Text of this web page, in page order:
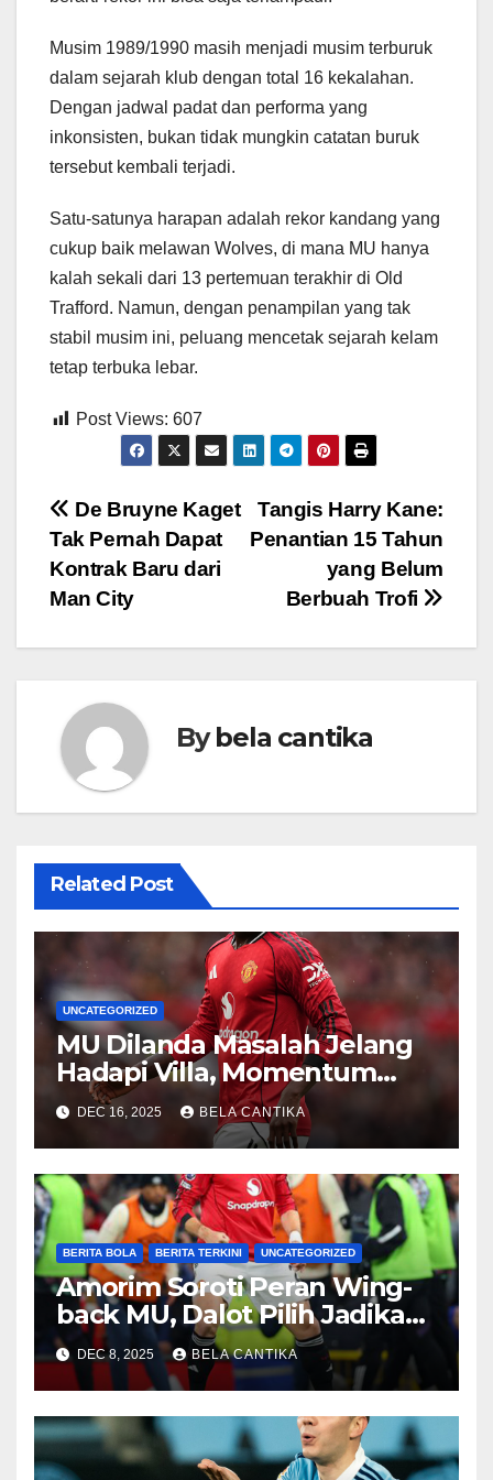
Musim 1989/1990 masih menjadi musim terburuk
dalam sejarah klub dengan total 16 kekalahan.
Dengan jadwal padat dan performa yang
inkonsisten, bukan tidak mungkin catatan buruk
tersebut kembali terjadi.
Satu-satunya harapan adalah rekor kandang yang
cukup baik melawan Wolves, di mana MU hanya
kalah sekali dari 13 pertemuan terakhir di Old
Trafford. Namun, dengan penampilan yang tak
stabil musim ini, peluang mencetak sejarah kelam
tetap terbuka lebar.
Post Views: 607
Post
navigation
Tangis Harry Kane:
Penantian 15 Tahun
yang Belum
Berbuah Trofi
De Bruyne Kaget
Tak Pernah Dapat
Kontrak Baru dari
Man City
Bybela cantika
Related Post
UNCATEGORIZED
MU Dilanda Masalah Jelang
Hadapi Villa, Momentum
Kobbie Mainoo Buktikan Diri
di Era Amorim
DEC 16, 2025 BELA CANTIKA
BERITA BOLA BERITA TERKINI UNCATEGORIZED
Amorim Soroti Peran Wing-
back MU, Dalot Pilih Jadikan
Kritik Sebagai Motivasi
DEC 8, 2025 BELA CANTIKA